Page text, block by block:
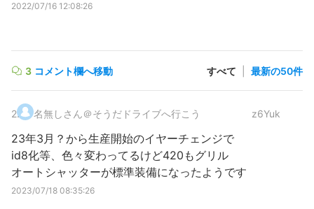
2022/07/16 12:08:26
3 コメント欄へ移動 すべて 最新の50件
2. 名無しさん＠そうだドライブへ行こう z6Yuk
23年3月？から生産開始のイヤーチェンジで
id8化等、色々変わってるけど420もグリル
オートシャッターが標準装備になったようです
2023/07/18 08:35:26